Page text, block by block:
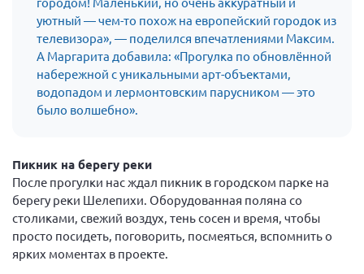
Конференция ОООИБРС 2020
Документы съездов
Первый съезд
Второй съезд
Третий съезд
Пятый съезд
Шестой съезд
ОФ «Фонд содействия больным рассеянным
склерозом»
Новости: Казахстан
уютный — чем-то похож на европейский городок из
телевизора», — поделился впечатлениями Максим.
А Маргарита добавила: «Прогулка по обновлённой
набережной с уникальными арт-объектами,
водопадом и лермонтовским парусником — это
было волшебно».
Пикник на берегу реки
После прогулки нас ждал пикник в городском парке на
берегу реки Шелепихи. Оборудованная поляна со
столиками, свежий воздух, тень сосен и время, чтобы
просто посидеть, поговорить, посмеяться, вспомнить о
ярких моментах в проекте.